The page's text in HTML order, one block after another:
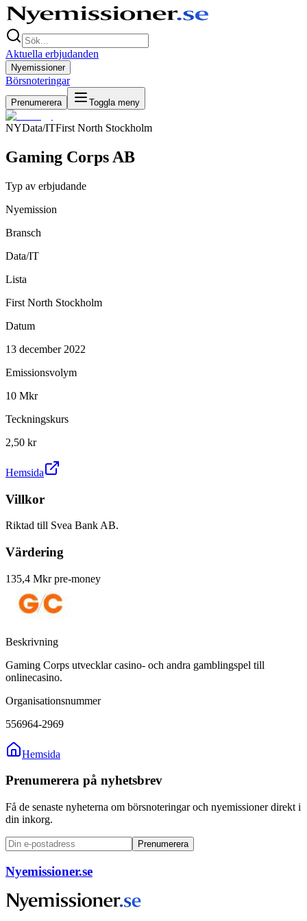
Aktuella erbjudanden
Nyemissioner
Börsnoteringar
Prenumerera Toggla meny
NYData/ITFirst North Stockholm
Gaming Corps AB
Typ av erbjudande
Nyemission
Bransch
Data/IT
Lista
First North Stockholm
Datum
13 december 2022
Emissionsvolym
10 Mkr
Teckningskurs
2,50 kr
Hemsida
Villkor
Riktad till Svea Bank AB.
Värdering
135,4 Mkr pre-money
Beskrivning
Gaming Corps utvecklar casino- och andra gamblingspel till
onlinecasino.
Organisationsnummer
556964-2969
Hemsida
Prenumerera på nyhetsbrev
Få de senaste nyheterna om börsnoteringar och nyemissioner direkt i
din inkorg.
Prenumerera
Nyemissioner.se